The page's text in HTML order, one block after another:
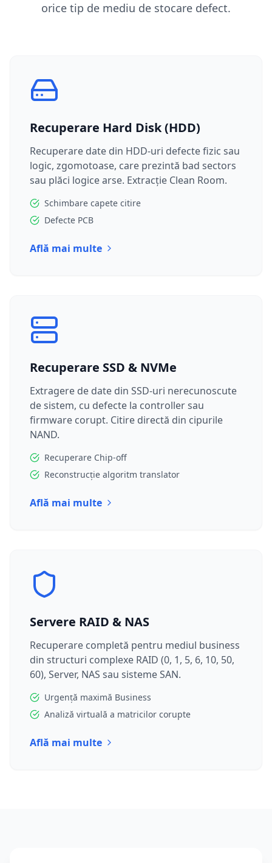
orice tip de mediu de stocare defect.
Recuperare Hard Disk (HDD)
Recuperare date din HDD-uri defecte fizic sau
logic, zgomotoase, care prezintă bad sectors
sau plăci logice arse. Extracție Clean Room.
Schimbare capete citire
Defecte PCB
Află mai multe
Recuperare SSD & NVMe
Extragere de date din SSD-uri nerecunoscute
de sistem, cu defecte la controller sau
firmware corupt. Citire directă din cipurile
NAND.
Recuperare Chip-off
Reconstrucție algoritm translator
Află mai multe
Servere RAID & NAS
Recuperare completă pentru mediul business
din structuri complexe RAID (0, 1, 5, 6, 10, 50,
60), Server, NAS sau sisteme SAN.
Urgență maximă Business
Analiză virtuală a matricilor corupte
Află mai multe